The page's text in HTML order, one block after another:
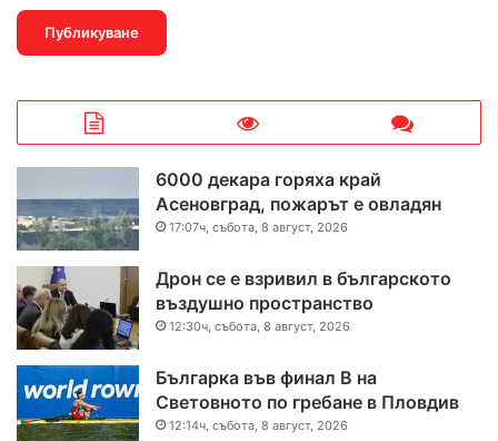
6000 декара горяха край
Асеновград, пожарът е овладян
17:07ч, събота, 8 август, 2026
Дрон се е взривил в българското
въздушно пространство
12:30ч, събота, 8 август, 2026
Българка във финал B на
Световното по гребане в Пловдив
12:14ч, събота, 8 август, 2026